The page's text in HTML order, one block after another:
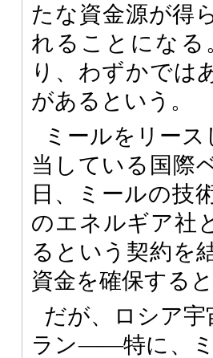
たな資金源が得
れることになる
り、わずかでは
があるという。
ミールをリー
当している国際
日、ミールの技
のエネルギア社
るという契約を
資金を確保する
だが、ロシア
ラン――特に、ミ